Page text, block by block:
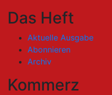
Das Heft
Aktuelle Ausgabe
Abonnieren
Archiv
Kommerz